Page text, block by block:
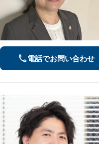
電話でお問い合わせ